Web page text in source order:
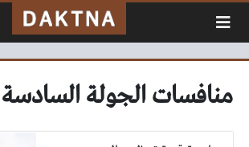
منافسات الجولة السادسة